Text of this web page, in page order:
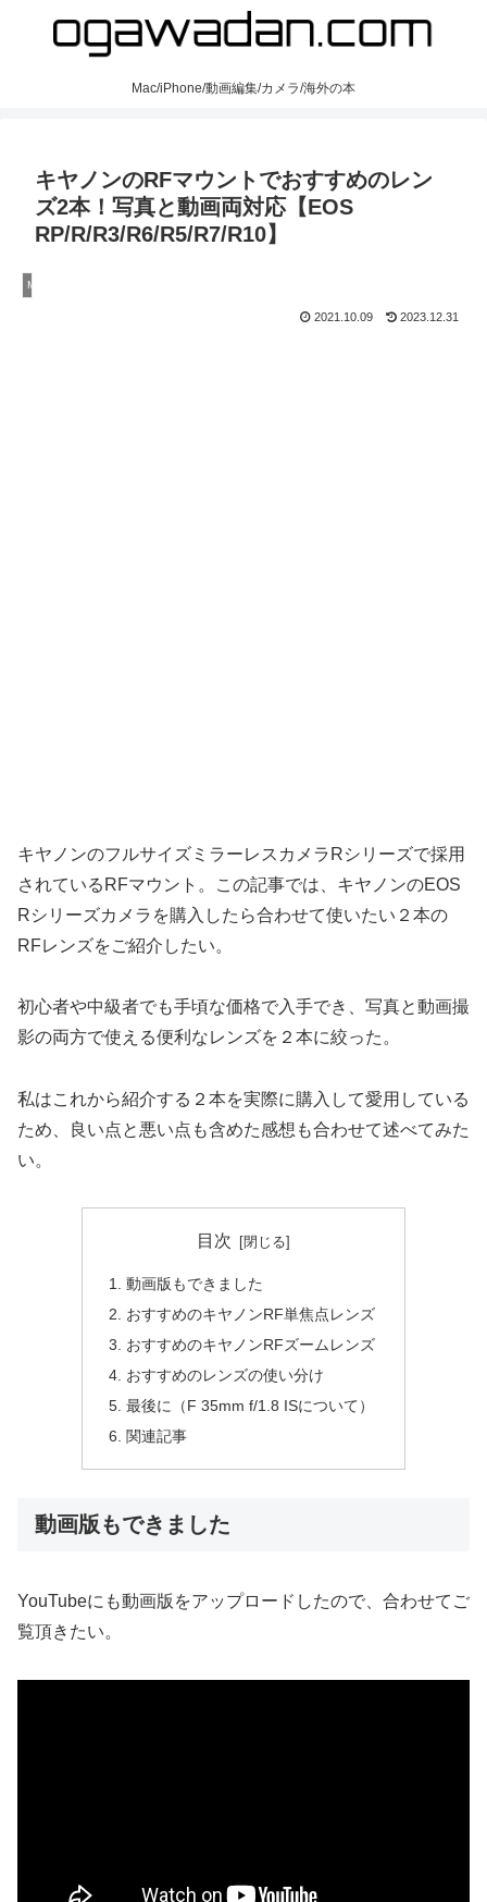
Mac/iPhone/動画編集/カメラ/海外の本
キヤノンのRFマウントでおすすめのレン
ズ2本！写真と動画両対応【EOS
RP/R/R3/R6/R5/R7/R10】
Mac
2021.10.09 2023.12.31
キヤノンのフルサイズミラーレスカメラRシリーズで採用
されているRFマウント。この記事では、キヤノンのEOS
Rシリーズカメラを購入したら合わせて使いたい２本の
RFレンズをご紹介したい。
初心者や中級者でも手頃な価格で入手でき、写真と動画撮
影の両方で使える便利なレンズを２本に絞った。
私はこれから紹介する２本を実際に購入して愛用している
ため、良い点と悪い点も含めた感想も合わせて述べてみた
い。
目次
動画版もできました
おすすめのキヤノンRF単焦点レンズ
おすすめのキヤノンRFズームレンズ
おすすめのレンズの使い分け
最後に（F 35mm f/1.8 ISについて）
関連記事
動画版もできました
YouTubeにも動画版をアップロードしたので、合わせてご
覧頂きたい。